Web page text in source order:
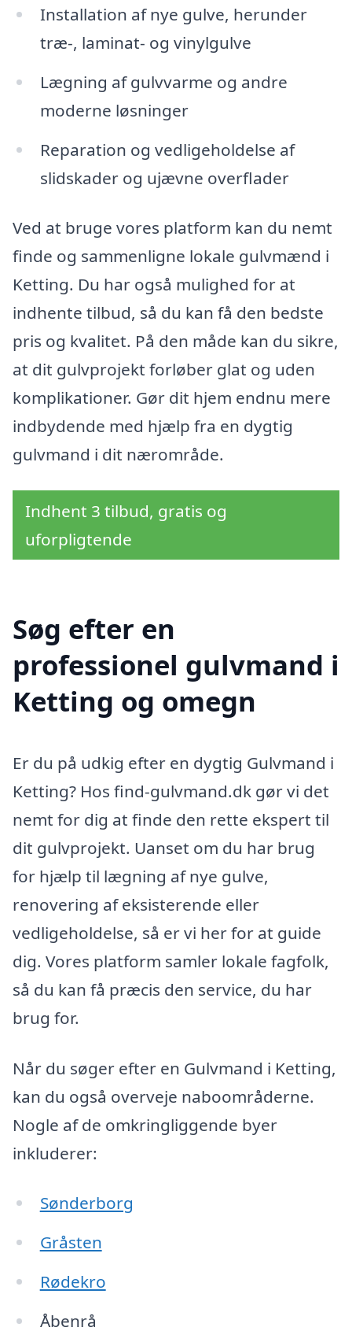
Installation af nye gulve, herunder
træ-, laminat- og vinylgulve
Lægning af gulvvarme og andre
moderne løsninger
Reparation og vedligeholdelse af
slidskader og ujævne overflader
Ved at bruge vores platform kan du nemt
finde og sammenligne lokale gulvmænd i
Ketting. Du har også mulighed for at
indhente tilbud, så du kan få den bedste
pris og kvalitet. På den måde kan du sikre,
at dit gulvprojekt forløber glat og uden
komplikationer. Gør dit hjem endnu mere
indbydende med hjælp fra en dygtig
gulvmand i dit nærområde.
Indhent 3 tilbud, gratis og
uforpligtende
Søg efter en
professionel gulvmand i
Ketting og omegn
Er du på udkig efter en dygtig Gulvmand i
Ketting? Hos find-gulvmand.dk gør vi det
nemt for dig at finde den rette ekspert til
dit gulvprojekt. Uanset om du har brug
for hjælp til lægning af nye gulve,
renovering af eksisterende eller
vedligeholdelse, så er vi her for at guide
dig. Vores platform samler lokale fagfolk,
så du kan få præcis den service, du har
brug for.
Når du søger efter en Gulvmand i Ketting,
kan du også overveje naboområderne.
Nogle af de omkringliggende byer
inkluderer:
Sønderborg
Gråsten
Rødekro
Åbenrå